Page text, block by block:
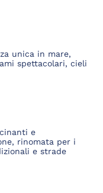
unica in mare,
spettacolari, cieli
e
rinomata per i
e strade